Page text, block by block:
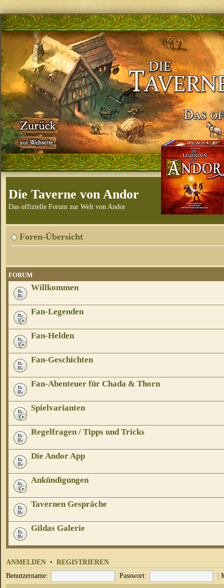
Die Taverne von Andor
Das offizielle Forum zur Welt von Andor
Foren-Übersicht
FORUM
Willkommen
Fan-Legenden
Fan-Helden
Fan-Geschichten
Fan-Abenteuer für Chada & Thorn
Spielvarianten
Regelfragen / Tipps und Tricks
Die Andor App
Ankündigungen
Tavernen Gespräche
Gildas Galerie
ANMELDEN • REGISTRIEREN
Benutzername: Passwort: |